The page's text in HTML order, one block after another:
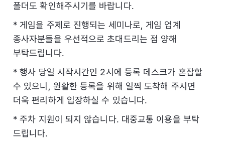
폴더도 확인해주시기를 바랍니다.
* 게임을 주제로 진행되는 세미나로, 게임 업계
종사자분들을 우선적으로 초대드리는 점 양해
부탁드립니다.
* 행사 당일 시작시간인 2시에 등록 데스크가 혼잡할
수 있으니, 원활한 등록을 위해 일찍 도착해 주시면
더욱 편리하게 입장하실 수 있습니다.
* 주차 지원이 되지 않습니다. 대중교통 이용을 부탁
드립니다.